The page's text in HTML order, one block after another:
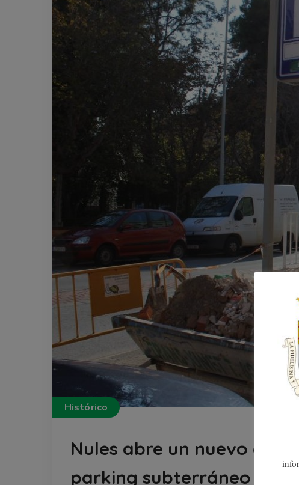
Histórico
Nules abre un nuevo
parking subterráneo